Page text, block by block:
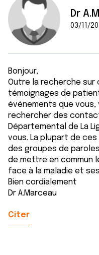
Dr
03/11/
Bonjour,
Outre la recherche
témoignages de
événements que
rechercher des
Départemental de La
vous. La plupart de
des groupes de
de mettre en commun
face à la maladie et
Bien cordialement
Dr A.Marceau
Citer